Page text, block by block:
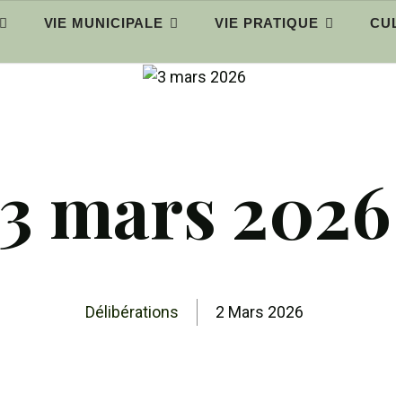
VIE MUNICIPALE VIE PRATIQUE
3 mars 2026
Délibérations 2 Mars 2026